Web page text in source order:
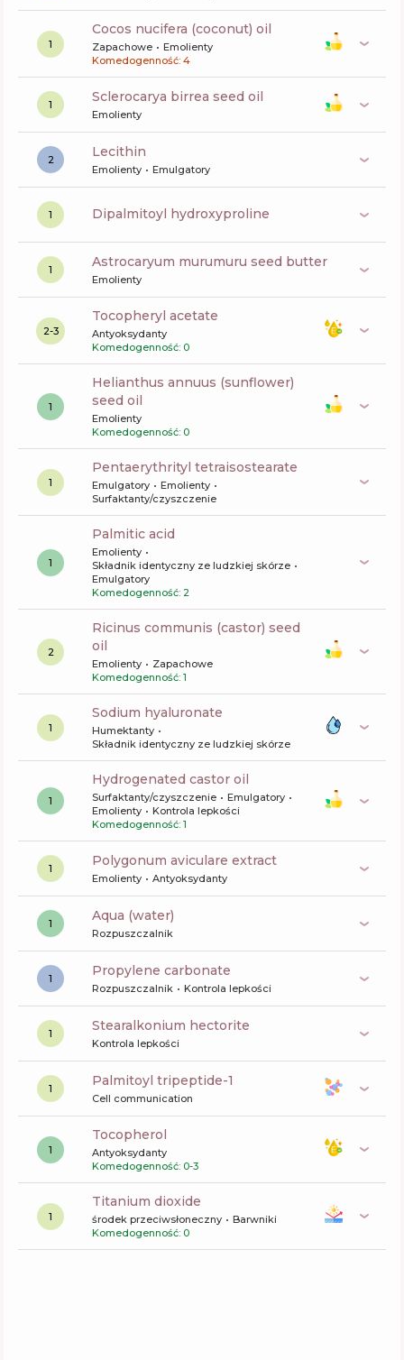
1
cocos nucifera (coconut) oil
Zapachowe
Emolienty
Komedogenność: 4
1 sclerocarya birrea seed oil
Emolienty
2 lecithin
Emolienty Emulgatory
1 dipalmitoyl hydroxyproline
1 astrocaryum murumuru seed butter
Emolienty
2-3
tocopheryl acetate
Antyoksydanty
Komedogenność: 0
1
helianthus annuus (sunflower)
seed oil
Emolienty
Komedogenność: 0
1
pentaerythrityl tetraisostearate
Emulgatory
Emolienty
Surfaktanty/czyszczenie
1
palmitic acid
Emolienty
Składnik identyczny ze ludzkiej skórze
Emulgatory
Komedogenność: 2
2
ricinus communis (castor) seed
oil
Emolienty
Zapachowe
Komedogenność: 1
1
sodium hyaluronate
Humektanty
Składnik identyczny ze ludzkiej skórze
1
hydrogenated castor oil
Surfaktanty/czyszczenie
Emulgatory
Emolienty
Kontrola lepkości
Komedogenność: 1
1 polygonum aviculare extract
Emolienty Antyoksydanty
1 aqua (water)
Rozpuszczalnik
1 propylene carbonate
Rozpuszczalnik Kontrola lepkości
1 stearalkonium hectorite
Kontrola lepkości
1 palmitoyl tripeptide-1
Cell communication
1
tocopherol
Antyoksydanty
Komedogenność: 0-3
1
titanium dioxide
środek przeciwsłoneczny
Barwniki
Komedogenność: 0